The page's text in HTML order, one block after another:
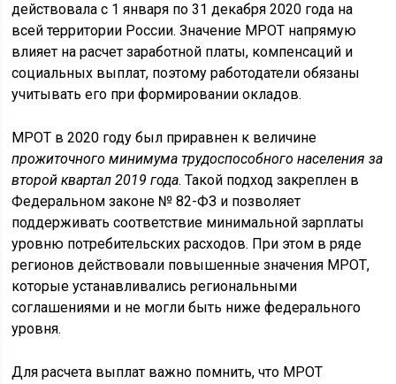
действовала с 1 января по 31 декабря 2020 года на
всей территории России. Значение МРОТ напрямую
влияет на расчет заработной платы, компенсаций и
социальных выплат, поэтому работодатели обязаны
учитывать его при формировании окладов.
МРОТ в 2020 году был приравнен к величине
прожиточного минимума трудоспособного населения за
второй квартал 2019 года. Такой подход закреплен в
Федеральном законе № 82-ФЗ и позволяет
поддерживать соответствие минимальной зарплаты
уровню потребительских расходов. При этом в ряде
регионов действовали повышенные значения МРОТ,
которые устанавливались региональными
соглашениями и не могли быть ниже федерального
уровня.
Для расчета выплат важно помнить, что МРОТ